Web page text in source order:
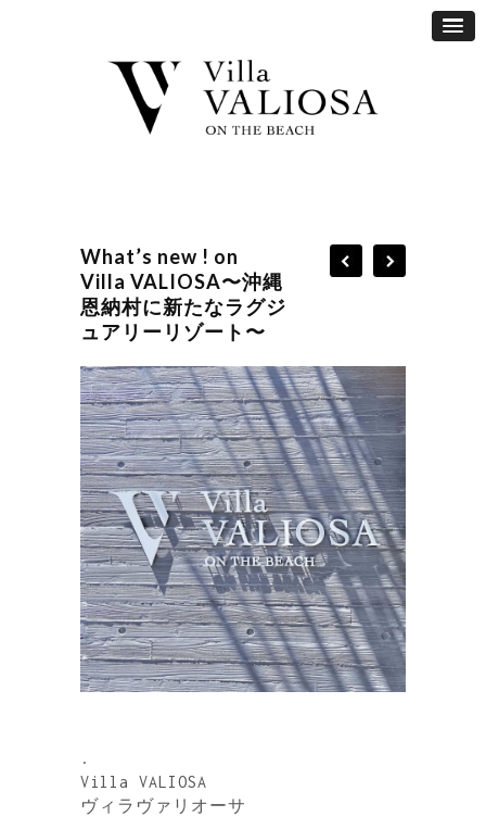
What’s new ! on
Villa VALIOSA〜沖縄
恩納村に新たなラグジ
ュアリーリゾート〜
.
Villa VALIOSA
ヴィラヴァリオーサ